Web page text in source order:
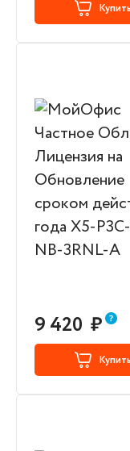
Купить
9 420 ₽
Купить